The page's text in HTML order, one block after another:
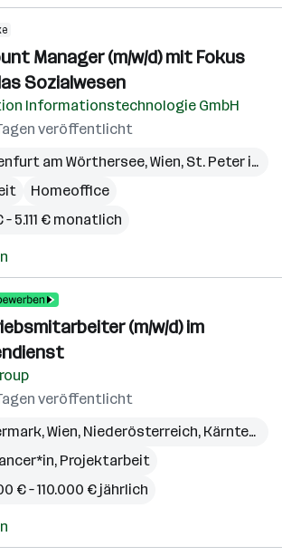
Manager (m/w/d) mit Fokus
Sozialwesen
Informationstechnologie GmbH
veröffentlicht
am Wörthersee,Wien, St. Peter in der Au
Homeoffice
– 5.111 € monatlich
(m/w/d) im
veröffentlicht
,Wien, Niederösterreich, Kärnten
Projektarbeit
€ – 110.000 € jährlich